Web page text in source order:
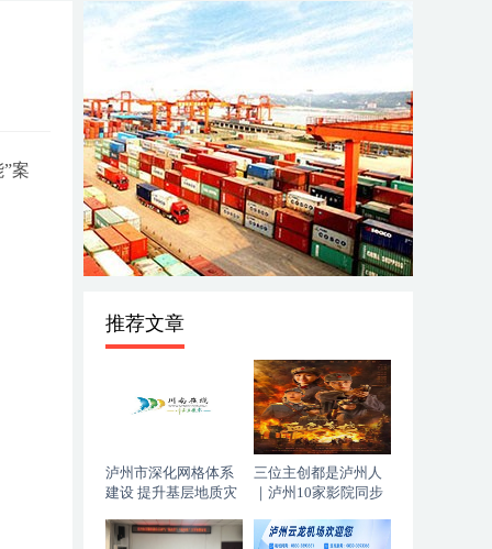
案
推荐文章
泸州市深化网格体系
建设 提升基层地质灾
三位主创都是泸州人
｜泸州10家影院同步
今日登陆全国院线